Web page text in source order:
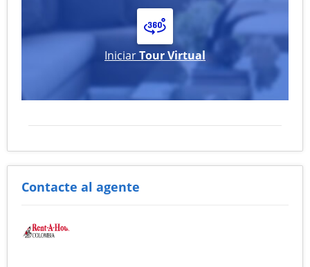
IniciarTour Virtual
Contacte al agente